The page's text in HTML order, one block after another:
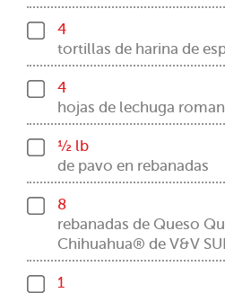
4
tortillas de harina de
4
hojas de lechuga
½ lb
de pavo en rebanadas
8
rebanadas de Queso
Chihuahua® de V&V
1